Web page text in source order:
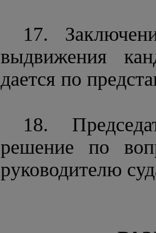
17.
выдвижения
дается по
18.
решение по
руководителю